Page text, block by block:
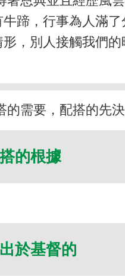
蹄，行事為人滿
，別人接觸我們
需要，配搭的先
的根據
於基督的